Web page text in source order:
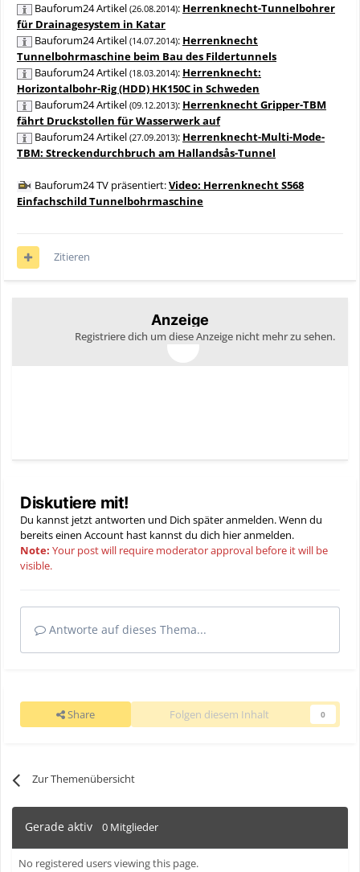
Bauforum24 Artikel (26.08.2014): Herrenknecht-Tunnelbohrer
für Drainagesystem in Katar
Bauforum24 Artikel (14.07.2014): Herrenknecht
Tunnelbohrmaschine beim Bau des Fildertunnels
Bauforum24 Artikel (18.03.2014): Herrenknecht:
Horizontalbohr-Rig (HDD) HK150C in Schweden
Bauforum24 Artikel (09.12.2013): Herrenknecht Gripper-TBM
fährt Druckstollen für Wasserwerk auf
Bauforum24 Artikel (27.09.2013): Herrenknecht-Multi-Mode-
TBM: Streckendurchbruch am Hallandsås-Tunnel
Bauforum24 TV präsentiert:Video: Herrenknecht S568
Einfachschild Tunnelbohrmaschine
Zitieren
Anzeige
Registriere dich um diese Anzeige nicht mehr zu sehen.
Diskutiere mit!
Du kannst jetzt antworten und Dich später anmelden. Wenn du
bereits einen Account hast kannst du dich hieranmelden.
Note: Your post will require moderator approval before it will be
visible.
Antworte auf dieses Thema...
Share Folgen diesem Inhalt 0
Zur Themenübersicht
Gerade aktiv 0 Mitglieder
No registered users viewing this page.